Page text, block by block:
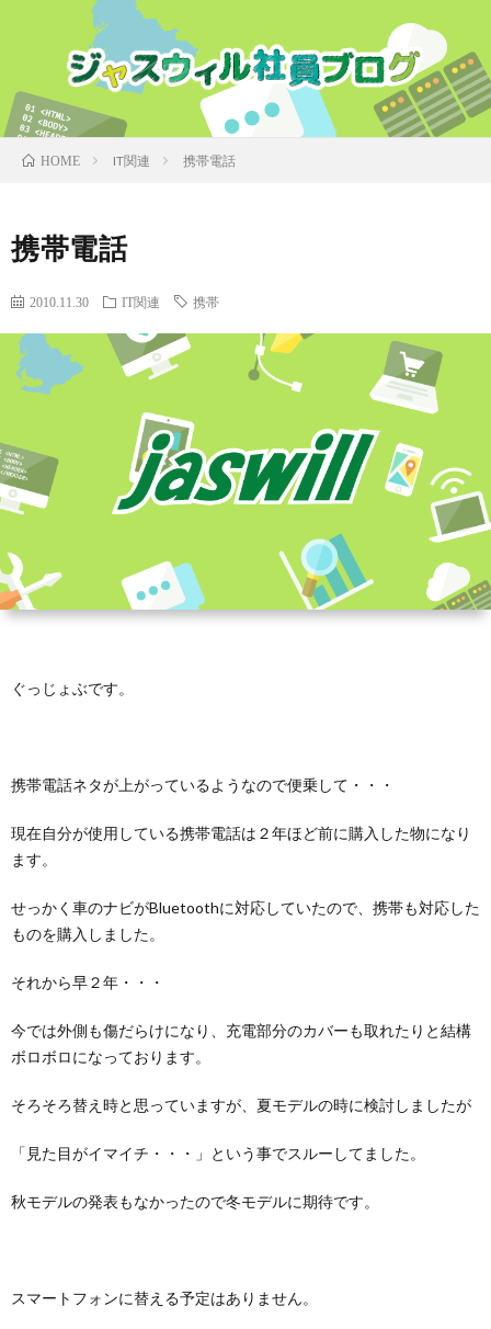
HOME IT関連 携帯電話
携帯電話
2010.11.30 IT関連 携帯
ぐっじょぶです。
携帯電話ネタが上がっているようなので便乗して・・・
現在自分が使用している携帯電話は２年ほど前に購入した物になり
ます。
せっかく車のナビがBluetoothに対応していたので、携帯も対応した
ものを購入しました。
それから早２年・・・
今では外側も傷だらけになり、充電部分のカバーも取れたりと結構
ボロボロになっております。
そろそろ替え時と思っていますが、夏モデルの時に検討しましたが
「見た目がイマイチ・・・」という事でスルーしてました。
秋モデルの発表もなかったので冬モデルに期待です。
スマートフォンに替える予定はありません。